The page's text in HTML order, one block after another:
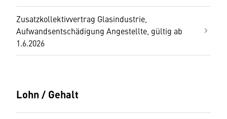
Zusatzkollektivvertrag Glasindustrie,
Aufwandsentschädigung Angestellte, gültig ab
1.6.2026
Lohn / Gehalt